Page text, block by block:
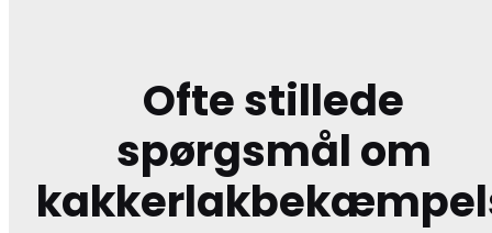
Ofte stillede
spørgsmål om